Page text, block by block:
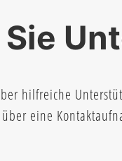
hilfreiche
eine